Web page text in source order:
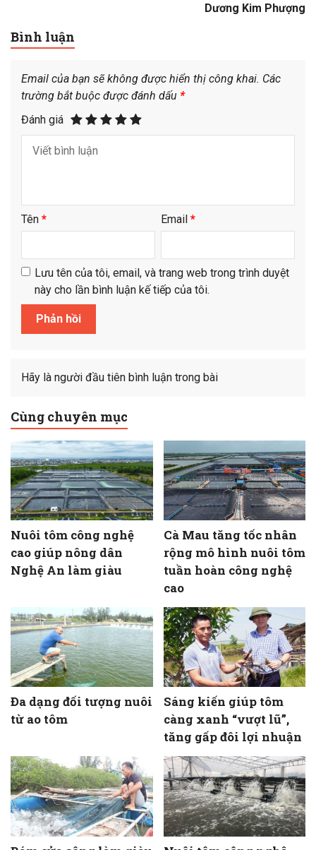
Dương Kim Phượng
Bình luận
Email của bạn sẽ không được hiển thị công khai. Các
trường bắt buộc được đánh dấu *
Đánh giá
Tên * Email *
Lưu tên của tôi, email, và trang web trong trình duyệt
này cho lần bình luận kế tiếp của tôi.
Hãy là người đầu tiên bình luận trong bài
Cùng chuyên mục
Nuôi tôm công nghệ
cao giúp nông dân
Nghệ An làm giàu
Cà Mau tăng tốc nhân
rộng mô hình nuôi tôm
tuần hoàn công nghệ
cao
Đa dạng đối tượng nuôi
từ ao tôm
Sáng kiến giúp tôm
càng xanh “vượt lũ”,
tăng gấp đôi lợi nhuận